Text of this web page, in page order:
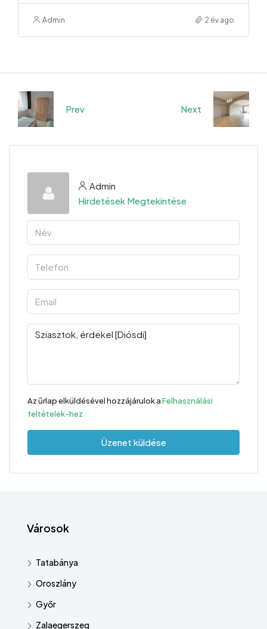
Admin 2 év ago
Prev Next
Admin
Hirdetések Megtekintése
Az űrlap elküldésével hozzájárulok aFelhasználási
feltételek-hez
Üzenet küldése
Városok
Tatabánya
Oroszlány
Győr
Zalaegerszeg